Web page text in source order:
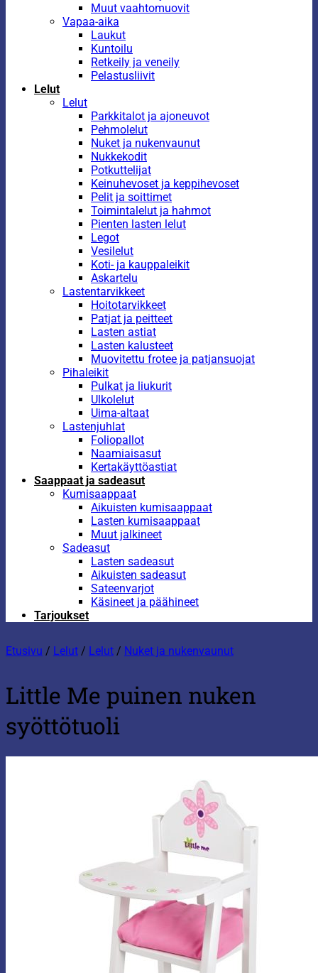
Muut vaahtomuovit
Vapaa-aika
Laukut
Kuntoilu
Retkeily ja veneily
Pelastusliivit
Lelut
Lelut
Parkkitalot ja ajoneuvot
Pehmolelut
Nuket ja nukenvaunut
Nukkekodit
Potkuttelijat
Keinuhevoset ja keppihevoset
Pelit ja soittimet
Toimintalelut ja hahmot
Pienten lasten lelut
Legot
Vesilelut
Koti- ja kauppaleikit
Askartelu
Lastentarvikkeet
Hoitotarvikkeet
Patjat ja peitteet
Lasten astiat
Lasten kalusteet
Muovitettu frotee ja patjansuojat
Pihaleikit
Pulkat ja liukurit
Ulkolelut
Uima-altaat
Lastenjuhlat
Foliopallot
Naamiaisasut
Kertakäyttöastiat
Saappaat ja sadeasut
Kumisaappaat
Aikuisten kumisaappaat
Lasten kumisaappaat
Muut jalkineet
Sadeasut
Lasten sadeasut
Aikuisten sadeasut
Sateenvarjot
Käsineet ja päähineet
Tarjoukset
Etusivu / Lelut / Lelut / Nuket ja nukenvaunut
Little Me puinen nuken
syöttötuoli